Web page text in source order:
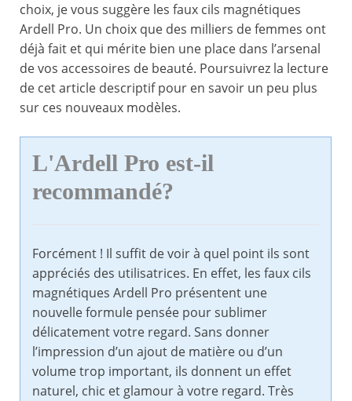
choix, je vous suggère les faux cils magnétiques
Ardell Pro. Un choix que des milliers de femmes ont
déjà fait et qui mérite bien une place dans l’arsenal
de vos accessoires de beauté. Poursuivrez la lecture
de cet article descriptif pour en savoir un peu plus
sur ces nouveaux modèles.
L'Ardell Pro est-il
recommandé?
Forcément ! Il suffit de voir à quel point ils sont
appréciés des utilisatrices. En effet, les faux cils
magnétiques Ardell Pro présentent une
nouvelle formule pensée pour sublimer
délicatement votre regard. Sans donner
l’impression d’un ajout de matière ou d’un
volume trop important, ils donnent un effet
naturel, chic et glamour à votre regard. Très